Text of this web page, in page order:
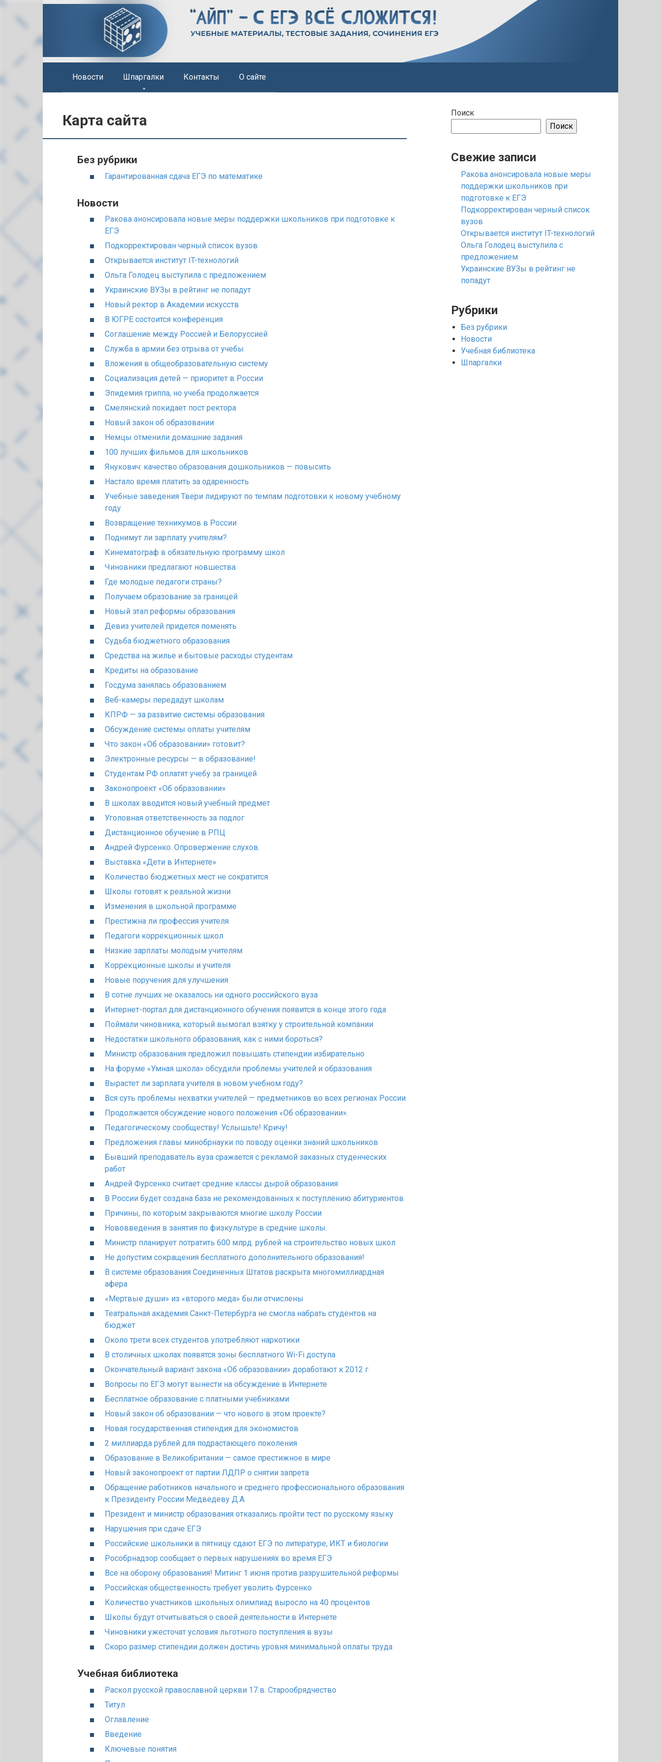
контенту
Новости Шпаргалки Контакты О сайте
Карта сайта
Без рубрики
Гарантированная сдача ЕГЭ по математике
Новости
Ракова анонсировала новые меры поддержки школьников при подготовке к
ЕГЭ
Подкорректирован черный список вузов
Открывается институт IT-технологий
Ольга Голодец выступила с предложением
Украинские ВУЗы в рейтинг не попадут
Новый ректор в Академии искусств
В ЮГРЕ состоится конференция
Соглашение между Россией и Белоруссией
Служба в армии без отрыва от учебы
Вложения в общеобразовательную систему
Социализация детей — приоритет в России
Эпидемия гриппа, но учеба продолжается
Смелянский покидает пост ректора
Новый закон об образовании
Немцы отменили домашние задания
100 лучших фильмов для школьников
Янукович: качество образования дошкольников — повысить
Настало время платить за одаренность
Учебные заведения Твери лидируют по темпам подготовки к новому учебному
году
Возвращение техникумов в России
Поднимут ли зарплату учителям?
Кинематограф в обязательную программу школ
Чиновники предлагают новшества
Где молодые педагоги страны?
Получаем образование за границей
Новый этап реформы образования
Девиз учителей придется поменять
Судьба бюджетного образования
Средства на жилье и бытовые расходы студентам
Кредиты на образование
Госдума занялась образованием
Веб-камеры передадут школам
КПРФ — за развитие системы образования
Обсуждение системы оплаты учителям
Что закон «Об образовании» готовит?
Электронные ресурсы — в образование!
Студентам РФ оплатят учебу за границей
Законопроект «Об образовании»
В школах вводится новый учебный предмет
Уголовная ответственность за подлог
Дистанционное обучение в РПЦ
Андрей Фурсенко. Опровержение слухов.
Выставка «Дети в Интернете»
Количество бюджетных мест не сократится
Школы готовят к реальной жизни
Изменения в школьной программе
Престижна ли профессия учителя
Педагоги коррекционных школ
Низкие зарплаты молодым учителям
Коррекционные школы и учителя
Новые поручения для улучшения
В сотне лучших не оказалось ни одного российского вуза
Интернет-портал для дистанционного обучения появится в конце этого года
Поймали чиновника, который вымогал взятку у строительной компании
Недостатки школьного образования, как с ними бороться?
Министр образования предложил повышать стипендии избирательно
На форуме «Умная школа» обсудили проблемы учителей и образования
Вырастет ли зарплата учителя в новом учебном году?
Вся суть проблемы нехватки учителей — предметников во всех регионах России
Продолжается обсуждение нового положения «Об образовании».
Педагогическому сообществу! Услышьте! Кричу!
Предложения главы минобрнауки по поводу оценки знаний школьников
Бывший преподаватель вуза сражается с рекламой заказных студенческих
работ
Андрей Фурсенко считает средние классы дырой образования
В России будет создана база не рекомендованных к поступлению абитуриентов
Причины, по которым закрываются многие школу России
Нововведения в занятия по физкультуре в средние школы.
Министр планирует потратить 600 млрд. рублей на строительство новых школ
Не допустим сокращения бесплатного дополнительного образования!
В системе образования Соединенных Штатов раскрыта многомиллиардная
афера
«Мертвые души» из «второго меда» были отчислены
Театральная академия Санкт-Петербурга не смогла набрать студентов на
бюджет
Около трети всех студентов употребляют наркотики
В столичных школах появятся зоны бесплатного Wi-Fi доступа
Окончательный вариант закона «Об образовании» доработают к 2012 г
Вопросы по ЕГЭ могут вынести на обсуждение в Интернете
Бесплатное образование с платными учебниками
Новый закон об образовании — что нового в этом проекте?
Новая государственная стипендия для экономистов
2 миллиарда рублей для подрастающего поколения
Образование в Великобритании — самое престижное в мире
Новый законопроект от партии ЛДПР о снятии запрета
Обращение работников начального и среднего профессионального образования
к Президенту России Медведеву Д.А.
Президент и министр образования отказались пройти тест по русскому языку
Нарушения при сдаче ЕГЭ
Российские школьники в пятницу сдают ЕГЭ по литературе, ИКТ и биологии
Рособрнадзор сообщает о первых нарушениях во время ЕГЭ
Все на оборону образования! Митинг 1 июня против разрушительной реформы
Российская общественность требует уволить Фурсенко
Количество участников школьных олимпиад выросло на 40 процентов
Школы будут отчитываться о своей деятельности в Интернете
Чиновники ужесточат условия льготного поступления в вузы
Скоро размер стипендии должен достичь уровня минимальной оплаты труда
Учебная библиотека
Раскол русской православной церкви 17 в. Старообрядчество
Титул
Оглавление
Введение
Ключевые понятия
Поиск
Поиск
Свежие записи
Ракова анонсировала новые меры
поддержки школьников при
подготовке к ЕГЭ
Подкорректирован черный список
вузов
Открывается институт IT-технологий
Ольга Голодец выступила с
предложением
Украинские ВУЗы в рейтинг не
попадут
Рубрики
Без рубрики
Новости
Учебная библиотека
Шпаргалки